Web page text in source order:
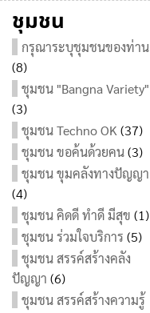
ชุมชน
กรุณาระบุชุมชนของท่าน
(8)
ชุมชน "Bangna Variety"
(3)
ชุมชน Techno OK (37)
ชุมชน ขอค้นด้วยคน(3)
ชุมชน ขุมคลังทางปัญญา
(4)
ชุมชน คิดดี ทำดี มีสุข (1)
ชุมชน ร่วมใจบริการ (5)
ชุมชน สรรค์สร้างคลัง
ปัญญา (6)
ชุมชน สรรค์สร้างความรู้